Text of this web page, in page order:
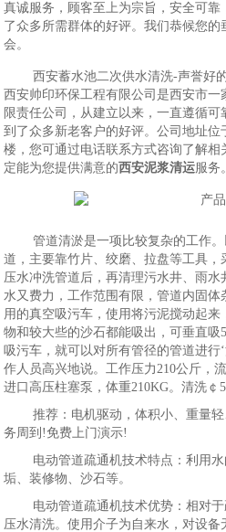
真诚服务，顾客至上为宗旨，安全可靠
了众多所需群体的好评。我们恭候您
会。
西安蓄水池二次供水清洗-声誉好
西安帅印环保工程有限公司是西安市
限责任公司，从建立以来，一直遵循
到了众多新老客户的好评。公司地址
楼，您可通过电话联系方式咨询了解相
定能为您提供满意的西安泥浆清运服务。
管道清淤是一项比较复杂的工作
道，主要靠竹片、绞磨、拉盘等工具
压水冲洗管道后，再清理污水井、雨
水又费力，工作范围有限，管道内固
用的真空吸污车，使用将污泥搅动起
物和较大些的沙石都能吸出，可垂直吸
吸污车，就可以对所有管径的管道进行
作人员高兴地说。工作压力210公斤，
进口高压柱塞泵，体重210KG。清洗￠
推荐：电机驱动，体积小、重量
务周到!免费上门演示!
电动管道疏通机技术特点：利用
垢、装修物、沙石等。
电动管道疏通机技术优势：相对
压水清洗。使用介子为自来水，对设备